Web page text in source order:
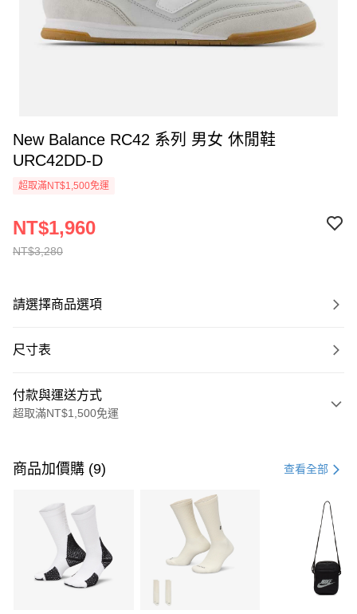
New Balance RC42 系列 男女 休閒鞋
URC42DD-D
超取滿NT$1,500免運
NT$3,280
NT$1,960
請選擇商品選項
尺寸表
付款與運送方式
超取滿NT$1,500免運
信用卡一次付款
3 期 0 利率 每期 21家銀行
合作金庫商業銀行
第一商業銀行
華南商業銀行
彰化商業銀行
上海商業儲蓄銀行
Apple Pay
商品加價購 (9) 查看全部